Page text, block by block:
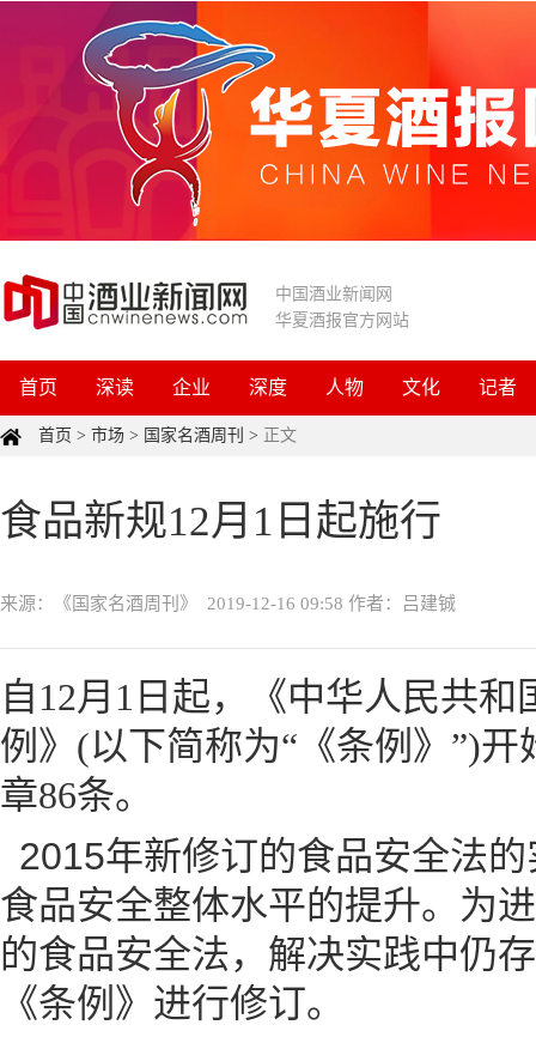
中国酒业新闻网
华夏酒报官方网站
首页 深读 企业 深度 人物 文化 记者
首页 > 市场 > 国家名酒周刊 > 正文
食品新规12月1日起施行
来源：《国家名酒周刊》 2019-12-16 09:58 作者：吕建铖
自12月1日起，《中华人民共
例》(以下简称为“《条例》”)
章86条。
2015年新修订的食品安全法
食品安全整体水平的提升。为
的食品安全法，解决实践中仍
《条例》进行修订。